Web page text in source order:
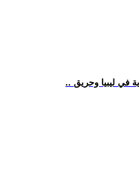
في ليبيا وحريق